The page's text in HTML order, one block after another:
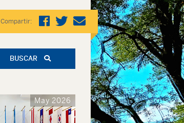
Compartir:
BUSCAR
May 2026